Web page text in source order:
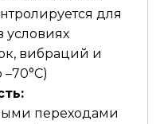
для
условиях
вибраций и
переходами